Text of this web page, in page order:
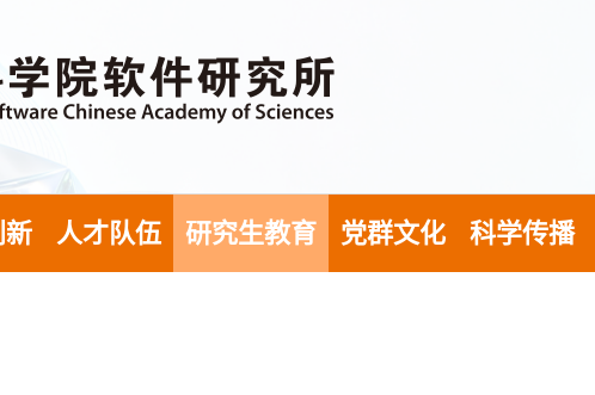
新 人才队伍 研究生教育 党群文化 科学传播